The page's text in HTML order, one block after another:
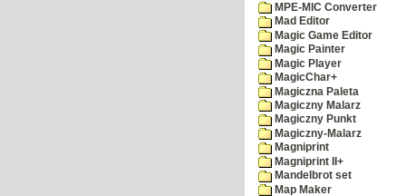
MPE-MIC Converter
Mad Editor
Magic Game Editor
Magic Painter
Magic Player
MagicChar+
Magiczna Paleta
Magiczny Malarz
Magiczny Punkt
Magiczny-Malarz
Magniprint
Magniprint II+
Mandelbrot set
Map Maker